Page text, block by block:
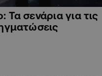
σενάρια για τις